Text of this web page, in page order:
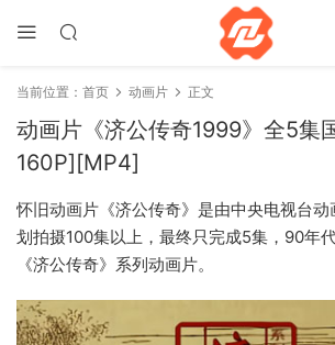
当前位置： 首页 动画片 正文
动画片《济公传奇1999》全5集
160P][MP4]
怀旧动画片《济公传奇》是由中央电视台
划拍摄100集以上，最终只完成5集，90年
《济公传奇》系列动画片。